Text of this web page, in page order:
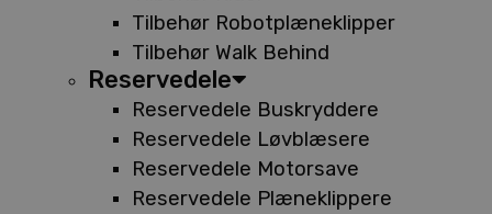
Tilbehør Robotplæneklipper
Tilbehør Walk Behind
Reservedele
Reservedele Buskryddere
Reservedele Løvblæsere
Reservedele Motorsave
Reservedele Plæneklippere